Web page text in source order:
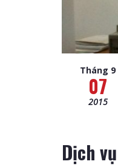
Tháng 9
07
2015
Dịch